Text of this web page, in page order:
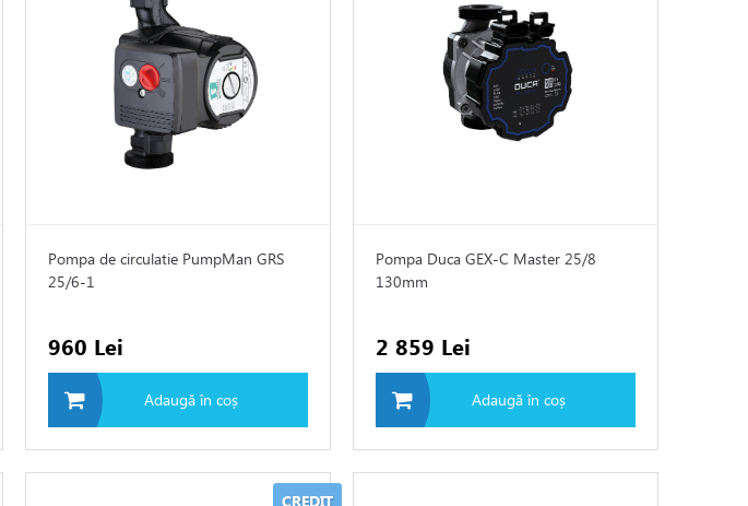
Pompa de circulatie PumpMan GRS
25/6-1
960 Lei
Adaugă în coș
Pompa Duca GEX-C Master 25/8
130mm
2 859 Lei
Adaugă în coș
CREDIT